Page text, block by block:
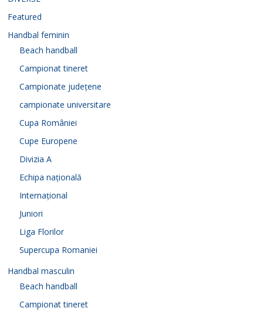
Featured
Handbal feminin
Beach handball
Campionat tineret
Campionate județene
campionate universitare
Cupa României
Cupe Europene
Divizia A
Echipa națională
Internațional
Juniori
Liga Florilor
Supercupa Romaniei
Handbal masculin
Beach handball
Campionat tineret